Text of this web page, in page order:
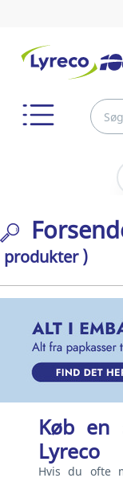
produkter )
Køb en
Lyreco
Hvis du ofte